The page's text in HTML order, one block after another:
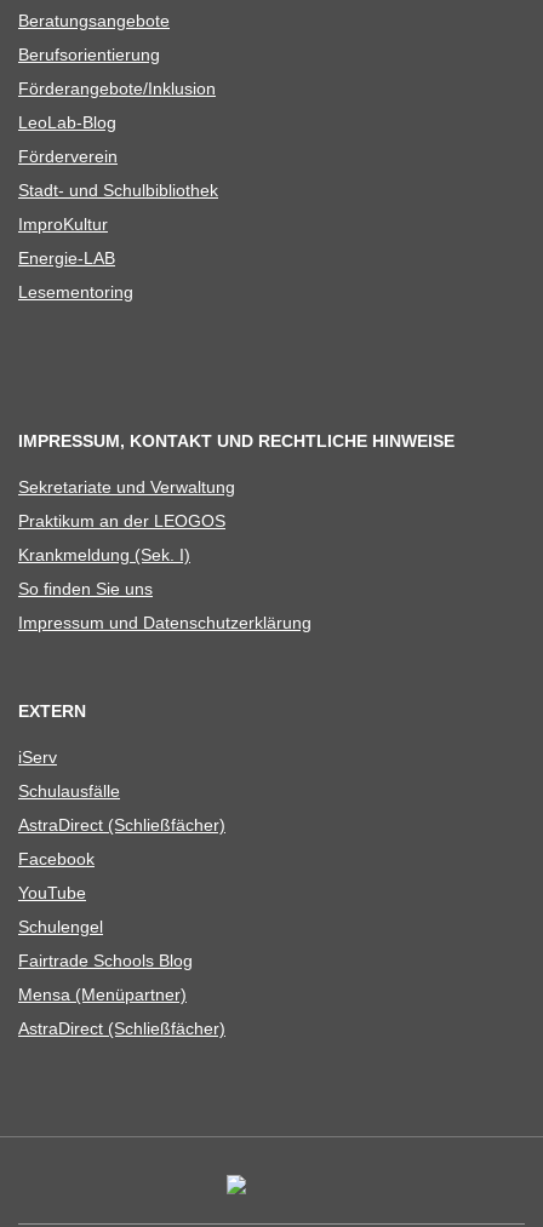
Bera­tungs­an­ge­bote
Berufs­ori­en­tie­rung
Förderangebote/​​Inklusion
Leo­Lab-Blog
För­der­ver­ein
Stadt- und Schulbibliothek
Impro­Kul­tur
Ener­­gie-LAB
Lese­men­to­ring
IMPRESSUM, KONTAKT UND RECHTLICHE HINWEISE
Sekre­ta­riate und Verwaltung
Prak­ti­kum an der LEOGOS
Krank­mel­dung (Sek. I)
So fin­den Sie uns
Impres­sum und Datenschutzerklärung
EXTERN
iServ
Schul­aus­fälle
Astra­Di­rect (Schließ­fä­cher)
Face­book
You­Tube
Schul­en­gel
Fair­trade Schools Blog
Mensa (Menü­part­ner)
Astra­Di­rect (Schließ­fä­cher)